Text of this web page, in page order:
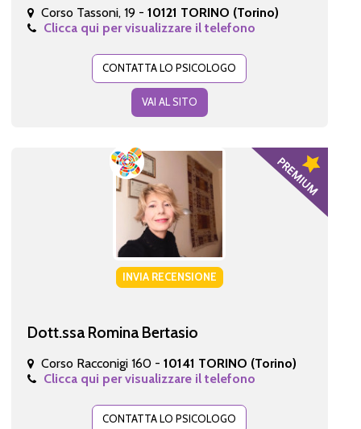
Corso Tassoni, 19 - 10121 TORINO (Torino)
Clicca qui per visualizzare il telefono
CONTATTA LO PSICOLOGO
VAI AL SITO
INVIA RECENSIONE
Dott.ssa Romina Bertasio
Corso Racconigi 160 - 10141 TORINO (Torino)
Clicca qui per visualizzare il telefono
CONTATTA LO PSICOLOGO